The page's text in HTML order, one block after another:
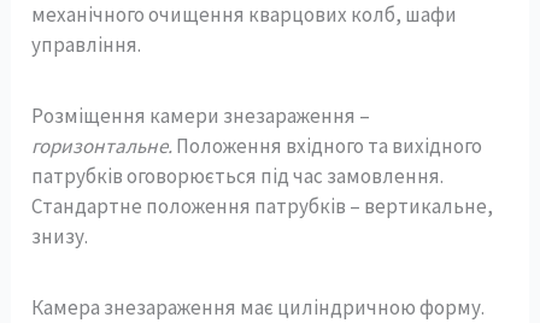
механічного очищення кварцових колб, шафи
управління.
Розміщення камери знезараження –
горизонтальне.Положення вхідного та вихідного
патрубків оговорюється під час замовлення.
Стандартне положення патрубків – вертикальне,
знизу.
Камера знезараження має циліндричною форму.